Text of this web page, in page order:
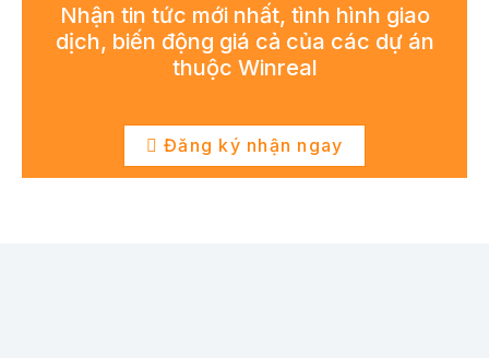
Nhận tin tức mới nhất, tình hình giao
dịch, biến động giá cả của các dự án
thuộc Winreal
Đăng ký nhận ngay